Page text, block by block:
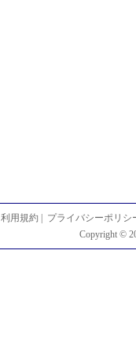
利用規約
プライバシーポリシ
Copyright ©